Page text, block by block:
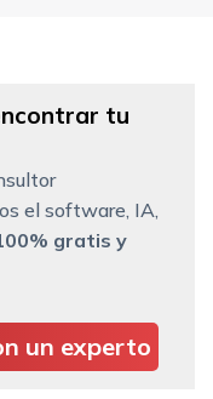
tu
el software, IA,
gratis y
un experto